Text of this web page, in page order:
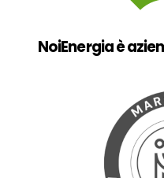
NoiEnergia è